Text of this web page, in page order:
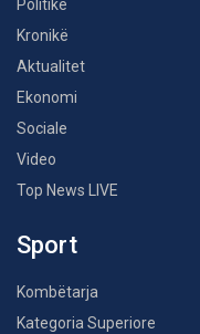
Politikë
Kronikë
Aktualitet
Ekonomi
Sociale
Video
Top News LIVE
Sport
Kombëtarja
Kategoria Superiore